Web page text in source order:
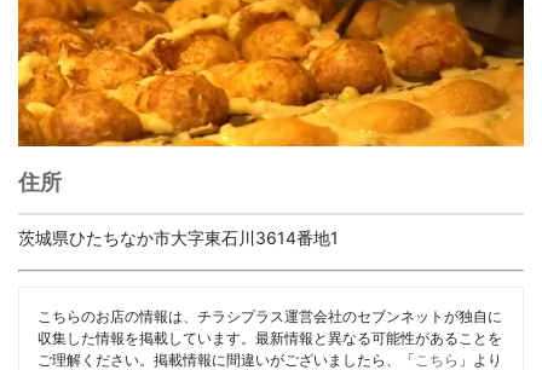
住所
茨城県ひたちなか市大字東石川3614番地1
こちらのお店の情報は、チラシプラス運営会社のセブンネットが独自に
収集した情報を掲載しています。最新情報と異なる可能性があることを
ご理解ください。掲載情報に間違いがございましたら、「 こちら 」より